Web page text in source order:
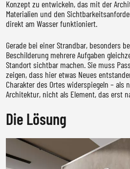
Konzept zu entwickeln, das mit der
Materialien und den
direkt am Wasser funktioniert.
Gerade bei einer Strandbar, besonders
Beschilderung mehrere Aufgaben
Standort sichtbar machen. Sie muss
zeigen, dass hier etwas Neues
Charakter des Ortes widerspiegeln – als
Architektur, nicht als Element, das erst
Die Lösung